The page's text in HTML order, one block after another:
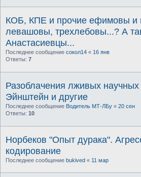
КОБ, КПЕ и прочие ефимовы и
левашовы, трехлебовы...? А
Анастасиевцы...
Последнее сообщение сокол14 « 16 янв
Ответы: 7
Разоблачения лживых
Эйнштейн и другие
Последнее сообщение Водитель МТ-ЛБу « 20 сен
Ответы: 10
Норбеков "Опыт дурака".
кодирование
Последнее сообщение bukived « 11 мар